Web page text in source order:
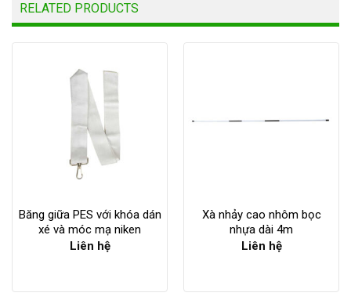
RELATED PRODUCTS
Băng giữa PES với khóa dán
xé và móc mạ niken
Liên hệ
Xà nhảy cao nhôm bọc
nhựa dài 4m
Liên hệ